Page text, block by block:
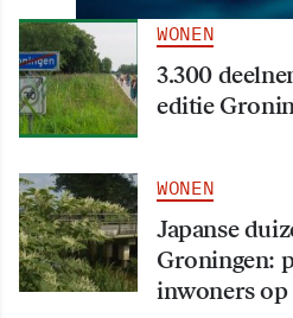
WONEN
3.300
editie
WONEN
Japanse
Groningen:
inwoners op